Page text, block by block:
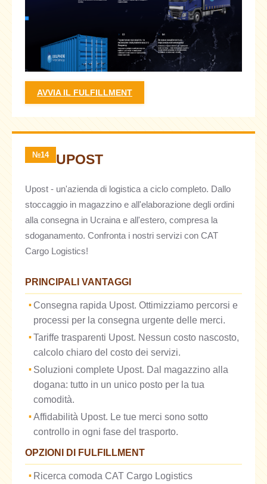
AVVIA IL FULFILLMENT
№14 UPOST
Upost - un'azienda di logistica a ciclo completo. Dallo
stoccaggio in magazzino e all'elaborazione degli ordini
alla consegna in Ucraina e all'estero, compresa la
sdoganamento. Confronta i nostri servizi con CAT
Cargo Logistics!
PRINCIPALI VANTAGGI
Consegna rapida Upost. Ottimizziamo percorsi e
processi per la consegna urgente delle merci.
Tariffe trasparenti Upost. Nessun costo nascosto,
calcolo chiaro del costo dei servizi.
Soluzioni complete Upost. Dal magazzino alla
dogana: tutto in un unico posto per la tua
comodità.
Affidabilità Upost. Le tue merci sono sotto
controllo in ogni fase del trasporto.
OPZIONI DI FULFILLMENT
Ricerca comoda CAT Cargo Logistics